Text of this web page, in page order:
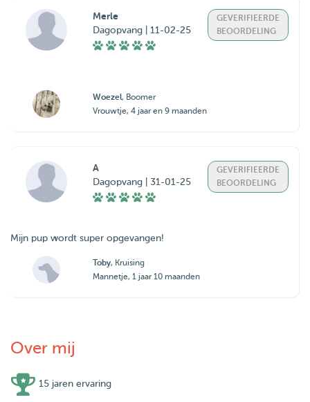
Merle
Dagopvang | 11-02-25
GEVERIFIEERDE
BEOORDELING
Woezel, Boomer
Vrouwtje, 4 jaar en 9 maanden
A
Dagopvang | 31-01-25
GEVERIFIEERDE
BEOORDELING
Mijn pup wordt super opgevangen!
Toby, Kruising
Mannetje, 1 jaar 10 maanden
Over mij
15 jaren ervaring